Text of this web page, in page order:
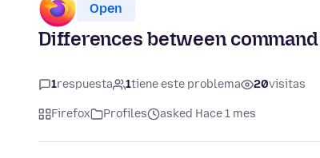
Open
Differences between
1respuesta 1tiene este problema 20visitas
Firefox Profiles asked Hace 1 mes